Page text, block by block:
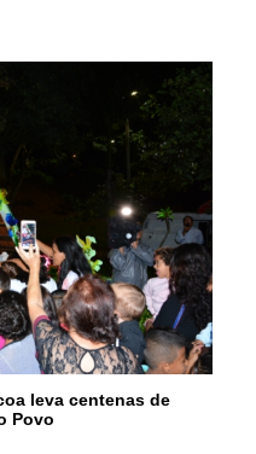
leva centenas de
Povo